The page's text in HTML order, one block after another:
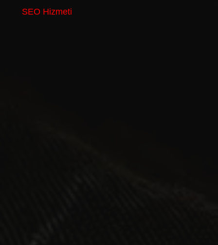
SEO Hizmeti